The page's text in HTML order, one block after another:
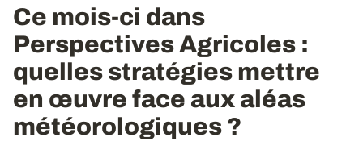
Ce mois-ci dans
Perspectives Agricoles :
quelles stratégies mettre
en œuvre face aux aléas
météorologiques ?